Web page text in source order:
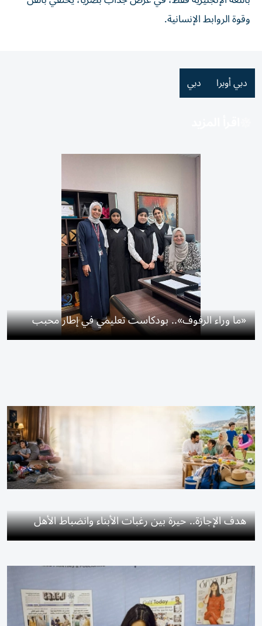
وقوة الروابط الإنسانية.
دبي أوبرا دبي
«ما وراء الرفوف».. بودكاست تعليمي في إطار محبب
هدف الإجازة.. حيرة بين رغبات الأبناء وانضباط الأهل